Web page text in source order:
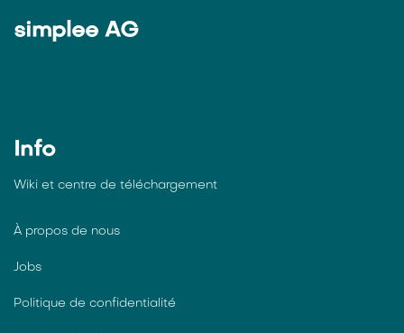
simplee AG
Info
Wiki et centre de téléchargement
À propos de nous
Jobs
Politique de confidentialité